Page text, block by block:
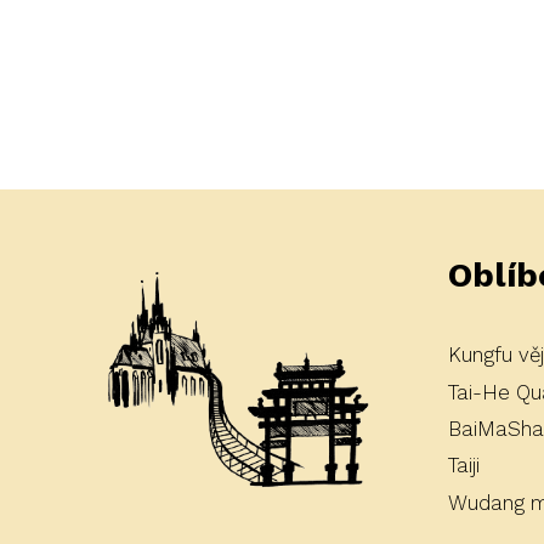
Kungfu
Tai-He
Taiji
Wudang